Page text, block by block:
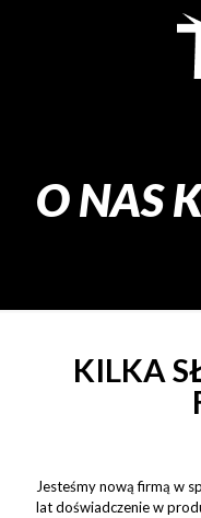
O NAS
KILKA
Jesteśmy nową firmą w
lat doświadczenie w